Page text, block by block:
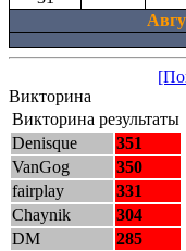
Викторина
Викторина результаты
Denisque
351
VanGog
350
fairplay
331
Chaynik
304
DM
285